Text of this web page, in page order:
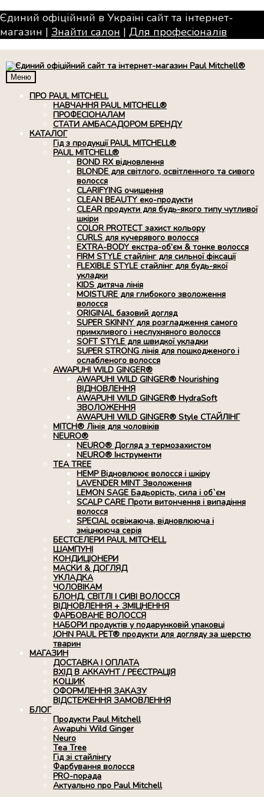
Єдиний офіційний в Україні сайт та інтернет-
магазин | Знайти салон | Для професiоналiв
Меню
ПРО PAUL MITCHELL
НАВЧАННЯ PAUL MITCHELL®
ПРОФЕСІОНАЛАМ
СТАТИ АМБАСАДОРОМ БРЕНДУ
КАТАЛОГ
Гід з продукції PAUL MITCHELL®
PAUL MITCHELL®
BOND RX вiдновлення
BLONDE для світлого, освітленного та сивого
волосся
CLARIFYING очищення
CLEAN BEAUTY еко-продукти
CLEAR продукти для будь-якого типу чутливої
шкіри
COLOR PROTECT захист кольору
CURLS для кучерявого волосся
EXTRA-BODY екстра-об’єм & тонке волосся
FIRM STYLE стайлінг для сильної фіксації
FLEXIBLE STYLE стайлінг для будь-якої
укладки
KIDS дитяча лінія
MOISTURE для глибокого зволоження
волосся
ORIGINAL базовий догляд
SUPER SKINNY для розгладження самого
примхливого і неслухняного волосся
SOFT STYLE для швидкої укладки
SUPER STRONG лінія для пошкодженого і
ослабленого волосся
AWAPUHI WILD GINGER®
AWAPUHI WILD GINGER® Nourishing
ВІДНОВЛЕННЯ
AWAPUHI WILD GINGER® HydraSoft
ЗВОЛОЖЕННЯ
AWAPUHI WILD GINGER® Style СТАЙЛІНГ
MITCH® Лінія для чоловіків
NEURO®
NEURO® Догляд з термозахистом
NEURO® Інструменти
TEA TREE
HEMP Відновлюює волосся і шкіру
LAVENDER MINT Зволоження
LEMON SAGE Бадьорість, сила і об`єм
SCALP CARE Проти витончення і випадіння
волосся
SPECIAL освіжаюча, відновлююча і
зміцнююча серія
БЕСТСЕЛЕРИ PAUL MITCHELL
ШАМПУНІ
КОНДИЦІОНЕРИ
МАСКИ & ДОГЛЯД
УКЛАДКА
ЧОЛОВІКАМ
БЛОНД, СВІТЛІ І СИВІ ВОЛОССЯ
ВІДНОВЛЕННЯ + ЗМІЦНЕННЯ
ФАРБОВАНЕ ВОЛОССЯ
НАБОРИ продуктів у подарунковій упаковці
JOHN PAUL PET® продукти для догляду за шерстю
тварин
МАГАЗИН
ДОСТАВКА І ОПЛАТА
ВХІД В АККАУНТ / РЕЄСТРАЦІЯ
КОШИК
ОФОРМЛЕННЯ ЗАКАЗУ
ВІДСТЕЖЕННЯ ЗАМОВЛЕННЯ
БЛОГ
Продукти Paul Mitchell
Awapuhi Wild Ginger
Neuro
Tea Tree
Гід зі стайлінгу
Фарбування волосся
PRO-порада
Актуально про Paul Mitchell